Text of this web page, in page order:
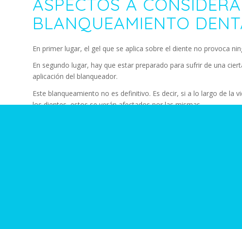
BLANQUEAMIENTO
En primer lugar, el gel que se aplica sobre el diente no provoca
En segundo lugar, hay que estar preparado para sufrir de una
aplicación del blanqueador.
Este blanqueamiento no es definitivo. Es decir, si a lo largo de la
los dientes, estos se verán afectados por las mismas.